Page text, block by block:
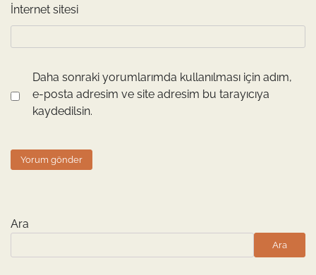
İnternet sitesi
Daha sonraki yorumlarımda kullanılması için adım,
e-posta adresim ve site adresim bu tarayıcıya
kaydedilsin.
Ara
Ara